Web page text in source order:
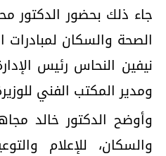
جاء ذلك بحضور الدكتور
الصحة والسكان لمبادرات
نيفين النحاس رئيس
ومدير المكتب الفني
وأوضح الدكتور خالد
والسكان، للإعلام